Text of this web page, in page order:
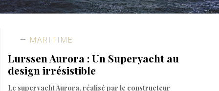
MARITIME
Lurssen Aurora : Un Superyacht au
design irrésistible
Le superyacht Aurora, réalisé par le constructeur